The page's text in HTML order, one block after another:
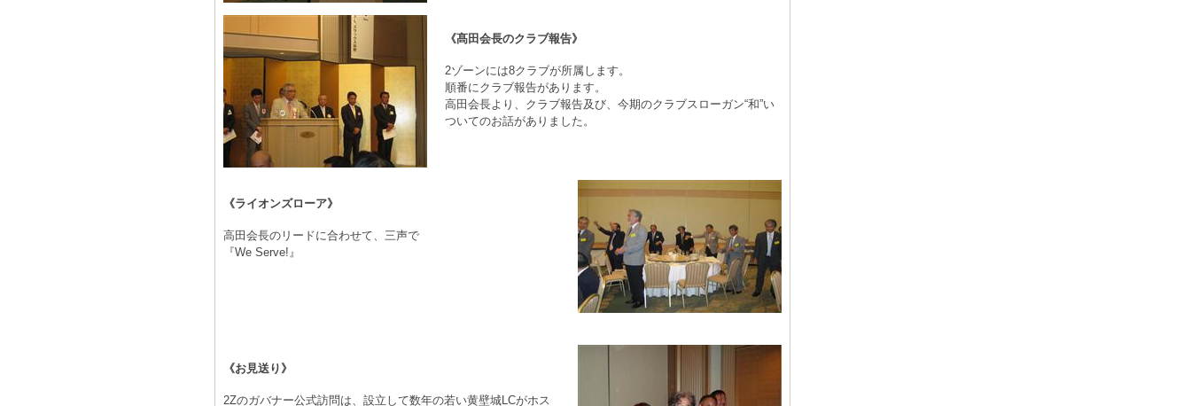
《髙田会長のクラブ報告》
2ゾーンには8クラブが所属します。
順番にクラブ報告があります。
高田会長より、クラブ報告及び、今期のクラブスローガン“和”い
ついてのお話がありました。
《ライオンズローア》
高田会長のリードに合わせて、三声で
『We Serve!』
《お見送り》
2Zのガバナー公式訪問は、設立して数年の若い黄壁城LCがホス